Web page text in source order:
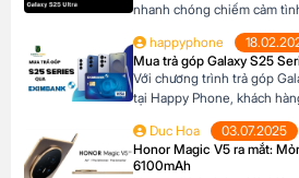
nhanh chóng chiếm cảm
thống camera đẳng cấp.
200MP, khả năng zoom xa
thông minh giúp ghi lại
cuộc sống. Sau đây […]
happyphone
Mua trả góp Galaxy S25
Với chương trình trả góp
tại Happy Phone, khách
suất cực kỳ ưu đãi. Đặc
lựa chọn kỳ hạn trả góp từ 3
khả năng tài chính của
Duc Hoa
03.07.2025
Honor Magic V5 ra mắt:
6100mAh